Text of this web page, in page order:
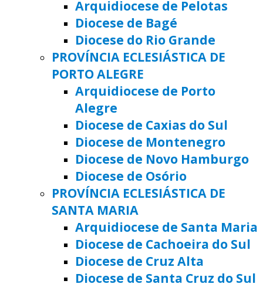
Arquidiocese de Pelotas
Diocese de Bagé
Diocese do Rio Grande
PROVÍNCIA ECLESIÁSTICA DE
PORTO ALEGRE
Arquidiocese de Porto
Alegre
Diocese de Caxias do Sul
Diocese de Montenegro
Diocese de Novo Hamburgo
Diocese de Osório
PROVÍNCIA ECLESIÁSTICA DE
SANTA MARIA
Arquidiocese de Santa Maria
Diocese de Cachoeira do Sul
Diocese de Cruz Alta
Diocese de Santa Cruz do Sul